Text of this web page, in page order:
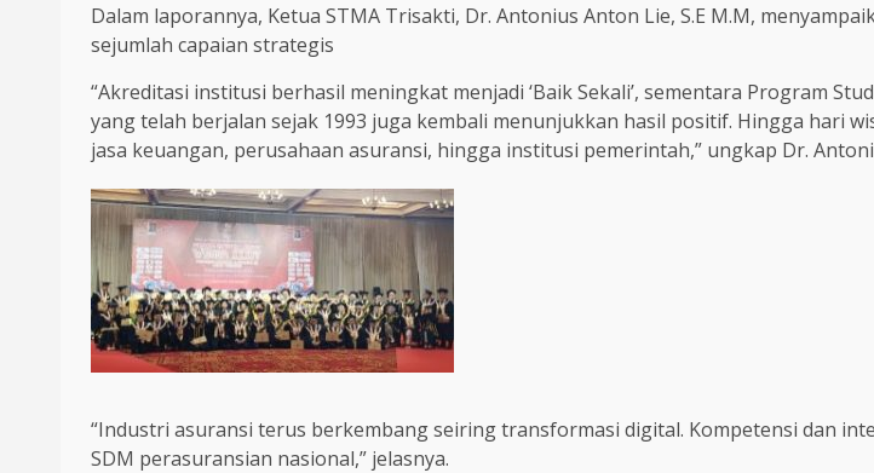
Dalam laporannya, Ketua STMA Trisakti, Dr. Antonius Anton Lie, S.E M.M,
sejumlah capaian strategis
“Akreditasi institusi berhasil meningkat menjadi ‘Baik Sekali’, sementara Program
yang telah berjalan sejak 1993 juga kembali menunjukkan hasil positif. Hingga hari
jasa keuangan, perusahaan asuransi, hingga institusi pemerintah,” ungkap Dr.
“Industri asuransi terus berkembang seiring transformasi digital. Kompetensi dan
SDM perasuransian nasional,” jelasnya.